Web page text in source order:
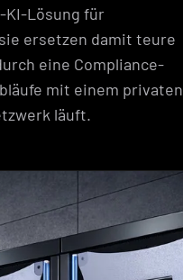
KI-Lösung für
ersetzen damit teure
eine Compliance-
mit einem privaten
läuft.